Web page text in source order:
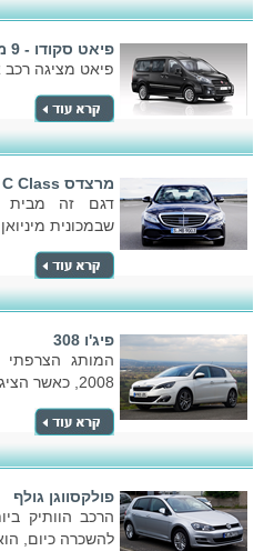
פיאט סקודו - 9 מושבים
פיאט מציגה רכב
מרצדס C Class
דגם זה
שבמכונית
פיג'ו 308
המותג הצרפתי
2008, כאשר הציג את הדור הראשון.
פולקסווגן גולף
הרכב הוותיק
להשכרה כיום,